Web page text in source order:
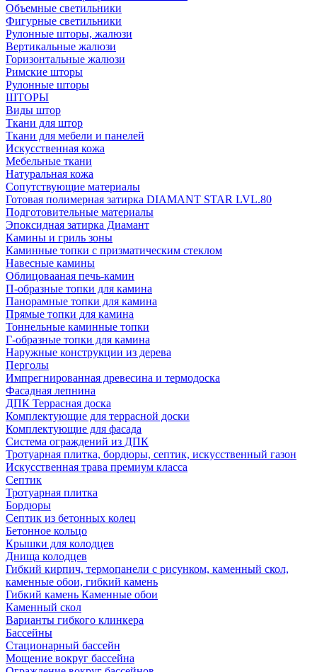
Объемные светильники
Фигурные светильники
Рулонные шторы, жалюзи
Вертикальные жалюзи
Горизонтальные жалюзи
Римские шторы
Рулонные шторы
ШТОРЫ
Виды штор
Ткани для штор
Ткани для мебели и панелей
Искусственная кожа
Мебельные ткани
Натуральная кожа
Сопутствующие материалы
Готовая полимерная затирка DIAMANT STAR LVL.80
Подготовительные материалы
Эпоксидная затирка Диамант
Камины и гриль зоны
Каминные топки с призматическим стеклом
Навесные камины
Облицовааная печь-камин
П-образные топки для камина
Панорамные топки для камина
Прямые топки для камина
Тоннельные каминные топки
Г-образные топки для камина
Наружные конструкции из дерева
Перголы
Импрегнированная древесина и термодоска
Фасадная лепнина
ДПК Террасная доска
Комплектующие для террасной доски
Комплектующие для фасада
Система ограждений из ДПК
Тротуарная плитка, бордюры, септик, искусственный газон
Искусственная трава премиум класса
Септик
Тротуарная плитка
Бордюры
Септик из бетонных колец
Бетонное кольцо
Крышки для колодцев
Днища колодцев
Гибкий кирпич, термопанели с рисунком, каменный скол,
каменные обои, гибкий камень
Гибкий камень Каменные обои
Каменный скол
Варианты гибкого клинкера
Бассейны
Стационарный бассейн
Мощение вокруг бассейна